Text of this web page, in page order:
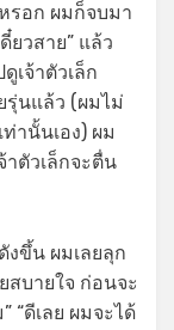
รอก ผมก็จบมา
ยวสาย” แล้ว
เจ้าตัวเล็ก
รุ่นแล้ว (ผมไม่
านั้นเอง) ผม
าตัวเล็กจะตื่น
งขึ้น ผมเลยลุก
สบายใจ ก่อนจะ
“ดีเลย ผมจะได้